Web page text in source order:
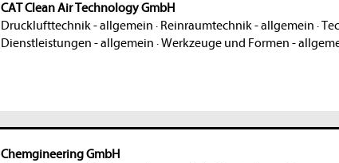
CAT Clean Air Technology GmbH
Drucklufttechnik - allgemein · Reinraumtechnik - allgemein ·
Dienstleistungen - allgemein ·Werkzeuge und Formen -
Chemgineering GmbH